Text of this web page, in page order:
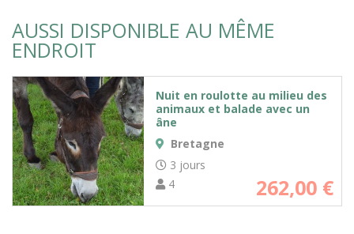
AUSSI DISPONIBLE AU MÊME
ENDROIT
Nuit en roulotte au milieu des
animaux et balade avec un
âne
Bretagne
3 jours
4
262,00 €